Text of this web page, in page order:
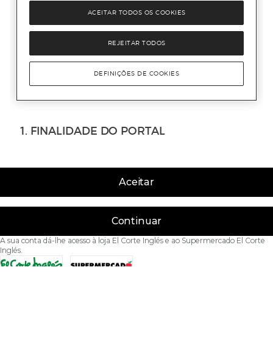
Aceitar
Continuar
A sua conta dá-lhe acesso à loja El Corte Inglés e ao Supermercado El Corte
Inglés.